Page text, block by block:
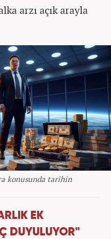
arzı açık arayla
konusunda tarihin
EK
DUYULUYOR"